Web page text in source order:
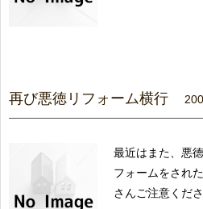
思っている人は
の心の隙を狙っ
ち込み...
再び悪徳リフォーム横行
最近はまた、悪
フォームをされ
さんご注意くだ